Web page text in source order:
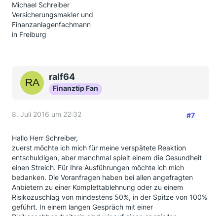
Michael Schreiber
Versicherungsmakler und
Finanzanlagenfachmann
in Freiburg
ralf64
Finanztip Fan
8. Juli 2016 um 22:32 #7
Hallo Herr Schreiber,
zuerst möchte ich mich für meine verspätete Reaktion
entschuldigen, aber manchmal spielt einem die Gesundheit
einen Streich. Für Ihre Ausführungen möchte ich mich
bedanken. Die Voranfragen haben bei allen angefragten
Anbietern zu einer Komplettablehnung oder zu einem
Risikozuschlag von mindestens 50%, in der Spitze von 100%
geführt. In einem langen Gespräch mit einer